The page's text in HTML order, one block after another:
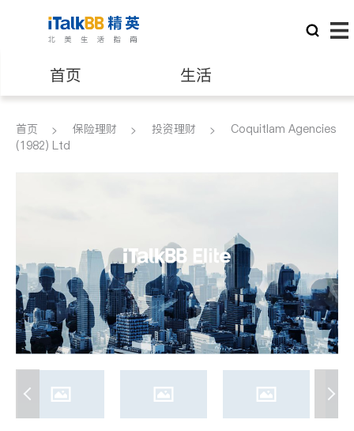
首页 生活
医生 律师
建筑装修
首页 保险理财 投资理财
Coquitlam Agencies
(1982) Ltd